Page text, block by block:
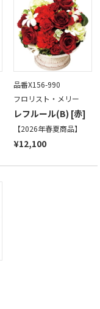
品番X156-990
フロリスト・メリー
レフルール(B) [赤]
【2026年春夏商品】
¥12,100